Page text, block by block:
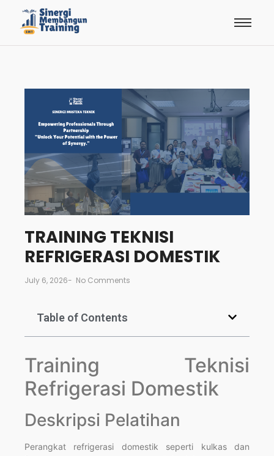
TRAINING TEKNISI
REFRIGERASI DOMESTIK
July 6, 2026- No Comments
Table of Contents
Training Teknisi
Refrigerasi Domestik
Deskripsi Pelatihan
Perangkat refrigerasi domestik seperti kulkas dan